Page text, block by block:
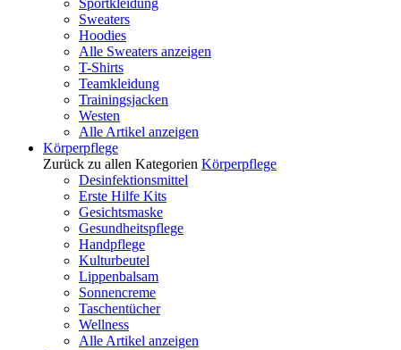
Sportkleidung
Sweaters
Hoodies
Alle Sweaters anzeigen
T-Shirts
Teamkleidung
Trainingsjacken
Westen
Alle Artikel anzeigen
Körperpflege
Zurück zu allen Kategorien Körperpflege
Desinfektionsmittel
Erste Hilfe Kits
Gesichtsmaske
Gesundheitspflege
Handpflege
Kulturbeutel
Lippenbalsam
Sonnencreme
Taschentücher
Wellness
Alle Artikel anzeigen